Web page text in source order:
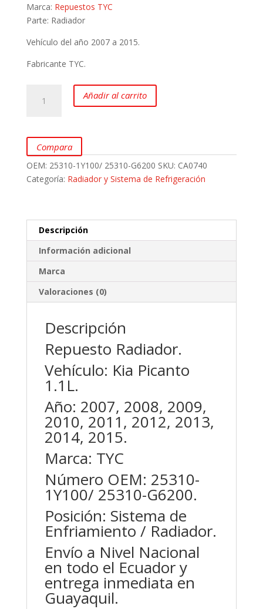
Marca: Repuestos TYC
Parte: Radiador
Vehículo del año 2007 a 2015.
Fabricante TYC.
1.1L
marca
TYC
cantidad
Añadir al carrito
Compara
OEM: 25310-1Y100/ 25310-G6200 SKU: CA0740
Categoría: Radiador y Sistema de Refrigeración
Descripción
Información adicional
Marca
Valoraciones (0)
Descripción
Repuesto Radiador.
Vehículo: Kia Picanto
1.1L.
Año: 2007, 2008, 2009,
2010, 2011, 2012, 2013,
2014, 2015.
Marca: TYC
Número OEM: 25310-
1Y100/ 25310-G6200.
Posición: Sistema de
Enfriamiento / Radiador.
Envío a Nivel Nacional
en todo el Ecuador y
entrega inmediata en
Guayaquil.